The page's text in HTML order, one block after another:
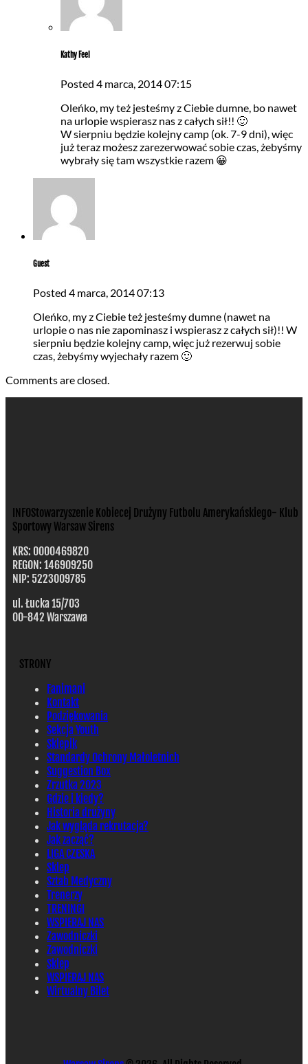
Kathy Feel
Posted 4 marca, 201407:15
Oleńko, my też jesteśmy z Ciebie dumne, bo nawet
na urlopie wspierasz nas z całych sił!! 🙂
W sierpniu będzie kolejny camp (ok. 7-9 dni), więc
już teraz możesz zarezerwować sobie czas, żebyśmy
wybrały się tam wszystkie razem 😀
Guest
Posted 4 marca, 201407:13
Oleńko, my z Ciebie też jesteśmy dumne (nawet na
urlopie o nas nie zapominasz i wspierasz z całych sił)!! W
sierpniu będzie kolejny camp, więc już rezerwuj sobie
czas, żebyśmy wyjechały razem 🙂
Comments are closed.
INFOStowarzyszenie Kobiecej Drużyny Futbolu Amerykańskiego- Klub
Sportowy Warsaw Sirens
KRS: 0000469820
REGON: 146909250
NIP: 5223009785
ul. Łucka 15/703
00-842 Warszawa
STRONY
Fanimani
Kontakt
Podziękowania
Sekcja Youth
Sklepik
Standardy Ochrony Małoletnich
Suggestion Box
Zrzutka 2023
Gdzie i kiedy?
Historia drużyny
Jak wygląda rekrutacja?
Jak zacząć?
LIGA CZESKA
Sklep
Sztab Medyczny
Trenerzy
TRENINGI
WSPIERAJ NAS
Zawodniczki
Zawodniczki
Sklep
WSPIERAJ NAS
Wirtualny Bilet